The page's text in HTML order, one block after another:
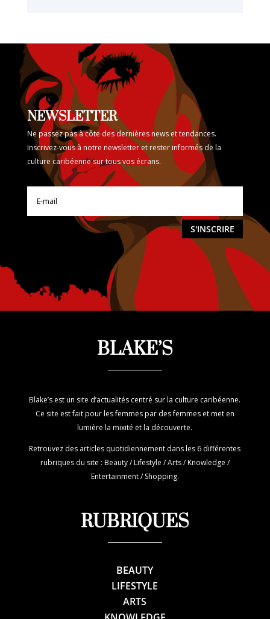
NEWSLETTER
Ne passez pas à côte des dernières news et tendances.
Inscrivez-vous à notre newsletter et rester informés de la
culture caribéenne sur tous vos écrans.
S'INSCRIRE
BLAKE’S
Blake’s est un site d’actualités centré sur la culture caribéenne.
Ce site est fait pour les femmes par des femmes et met en
lumière la mixité et la découverte.
Retrouvez des articles quotidiennement dans les 6 différentes
rubriques du site : Beauty / Lifestyle / Arts / Knowledge /
Entertainment / Shopping.
RUBRIQUES
BEAUTY
LIFESTYLE
ARTS